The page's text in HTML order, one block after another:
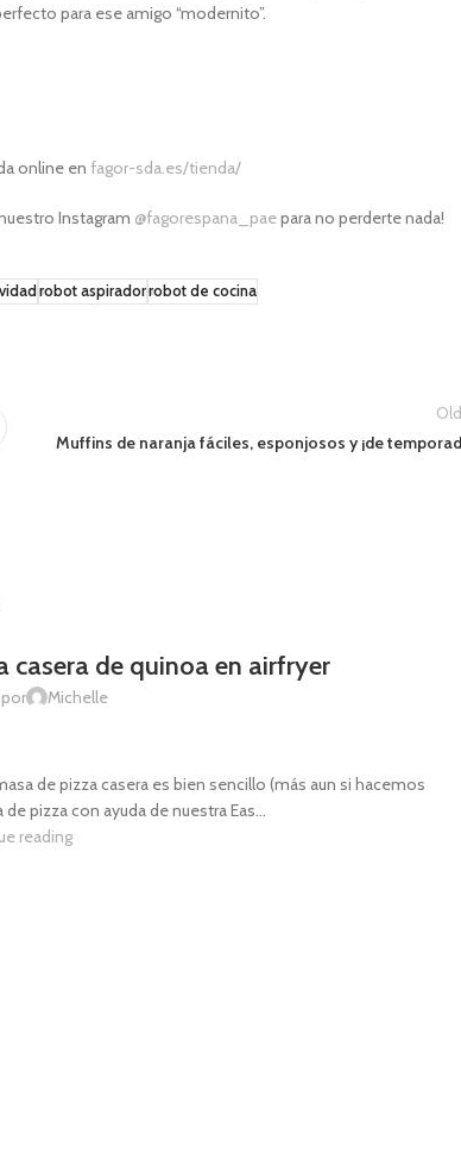
para ese amigo “modernito”.
online en fagor-sda.es/tienda/
Instagram @fagorespana_paepara no perderte nada!
robot aspiradorrobot de cocina
Muffins de naranja fáciles, esponjosos y ¡de
casera de quinoa en airfryer
Michelle
de pizza casera es bien sencillo (más aun si hacemos
de pizza con ayuda de nuestra Eas...
reading